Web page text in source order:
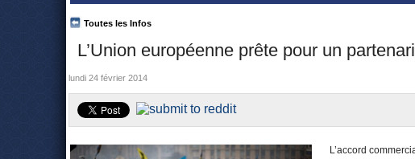
L’Union européenne prête pour un
Toutes les Infos
lundi 24 février 2014
L’accord